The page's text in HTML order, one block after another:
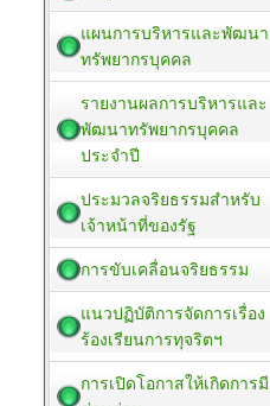
แผนการบริหารและพัฒนา
ทรัพยากรบุคคล
รายงานผลการบริหารและ
พัฒนาทรัพยากรบุคคล
ประจำปี
ประมวลจริยธรรมสำหรับ
เจ้าหน้าที่ของรัฐ
การขับเคลื่อนจริยธรรม
แนวปฏิบัติการจัดการเรื่อง
ร้องเรียนการทุจริตฯ
การเปิดโอกาสให้เกิดการมี